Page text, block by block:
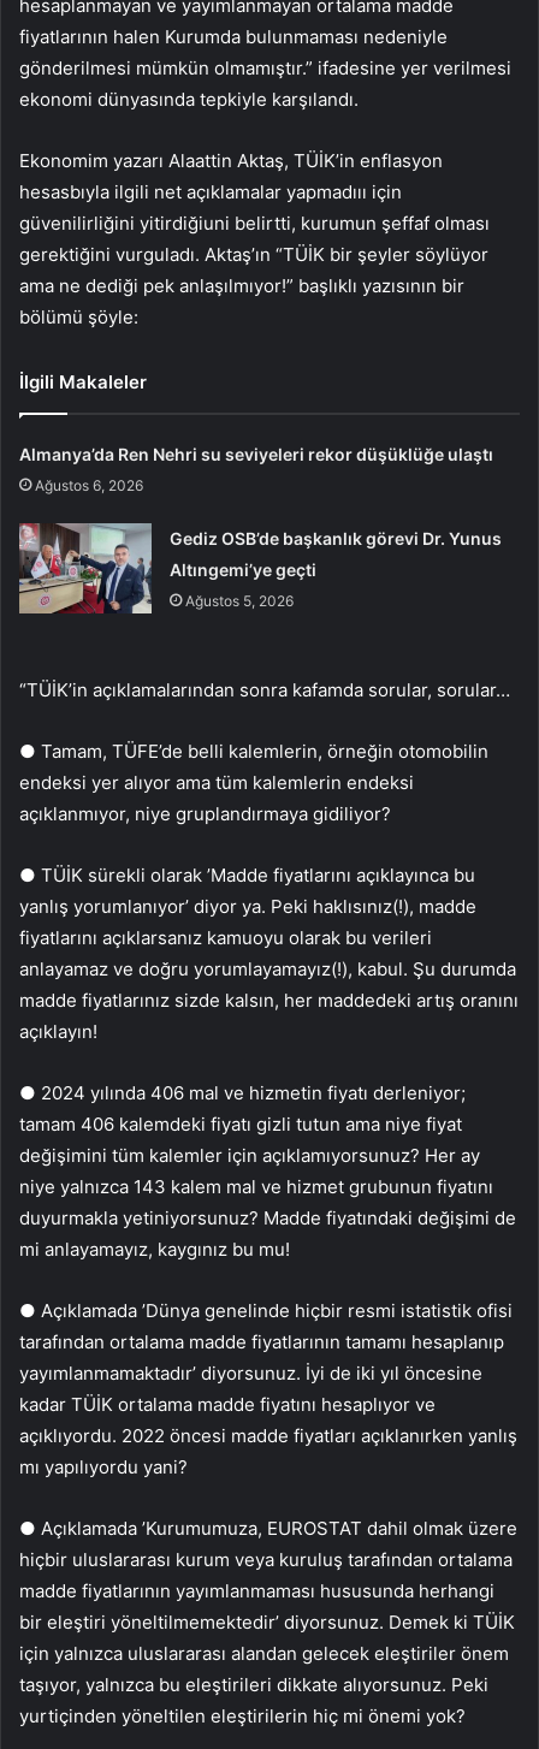
hesaplanmayan ve yayımlanmayan ortalama madde
fiyatlarının halen Kurumda bulunmaması nedeniyle
gönderilmesi mümkün olmamıştır.” ifadesine yer verilmesi
ekonomi dünyasında tepkiyle karşılandı.
Ekonomim yazarı Alaattin Aktaş, TÜİK’in enflasyon
hesasbıyla ilgili net açıklamalar yapmadııı için
güvenilirliğini yitirdiğiuni belirtti, kurumun şeffaf olması
gerektiğini vurguladı. Aktaş’ın “TÜİK bir şeyler söylüyor
ama ne dediği pek anlaşılmıyor!” başlıklı yazısının bir
bölümü şöyle:
İlgili Makaleler
Almanya’da Ren Nehri su seviyeleri rekor düşüklüğe ulaştı
Ağustos 6, 2026
Gediz OSB’de başkanlık görevi Dr. Yunus
Altıngemi’ye geçti
Ağustos 5, 2026
“TÜİK’in açıklamalarından sonra kafamda sorular, sorular…
● Tamam, TÜFE’de belli kalemlerin, örneğin otomobilin
endeksi yer alıyor ama tüm kalemlerin endeksi
açıklanmıyor, niye gruplandırmaya gidiliyor?
● TÜİK sürekli olarak ’Madde fiyatlarını açıklayınca bu
yanlış yorumlanıyor’ diyor ya. Peki haklısınız(!), madde
fiyatlarını açıklarsanız kamuoyu olarak bu verileri
anlayamaz ve doğru yorumlayamayız(!), kabul. Şu durumda
madde fiyatlarınız sizde kalsın, her maddedeki artış oranını
açıklayın!
● 2024 yılında 406 mal ve hizmetin fiyatı derleniyor;
tamam 406 kalemdeki fiyatı gizli tutun ama niye fiyat
değişimini tüm kalemler için açıklamıyorsunuz? Her ay
niye yalnızca 143 kalem mal ve hizmet grubunun fiyatını
duyurmakla yetiniyorsunuz? Madde fiyatındaki değişimi de
mi anlayamayız, kaygınız bu mu!
● Açıklamada ’Dünya genelinde hiçbir resmi istatistik ofisi
tarafından ortalama madde fiyatlarının tamamı hesaplanıp
yayımlanmamaktadır’ diyorsunuz. İyi de iki yıl öncesine
kadar TÜİK ortalama madde fiyatını hesaplıyor ve
açıklıyordu. 2022 öncesi madde fiyatları açıklanırken yanlış
mı yapılıyordu yani?
● Açıklamada ’Kurumumuza, EUROSTAT dahil olmak üzere
hiçbir uluslararası kurum veya kuruluş tarafından ortalama
madde fiyatlarının yayımlanmaması hususunda herhangi
bir eleştiri yöneltilmemektedir’ diyorsunuz. Demek ki TÜİK
için yalnızca uluslararası alandan gelecek eleştiriler önem
taşıyor, yalnızca bu eleştirileri dikkate alıyorsunuz. Peki
yurtiçinden yöneltilen eleştirilerin hiç mi önemi yok?